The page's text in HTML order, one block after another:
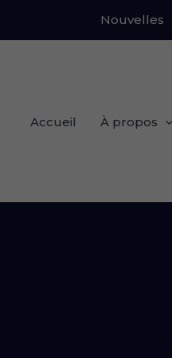
Nouvelles
Accueil À propos